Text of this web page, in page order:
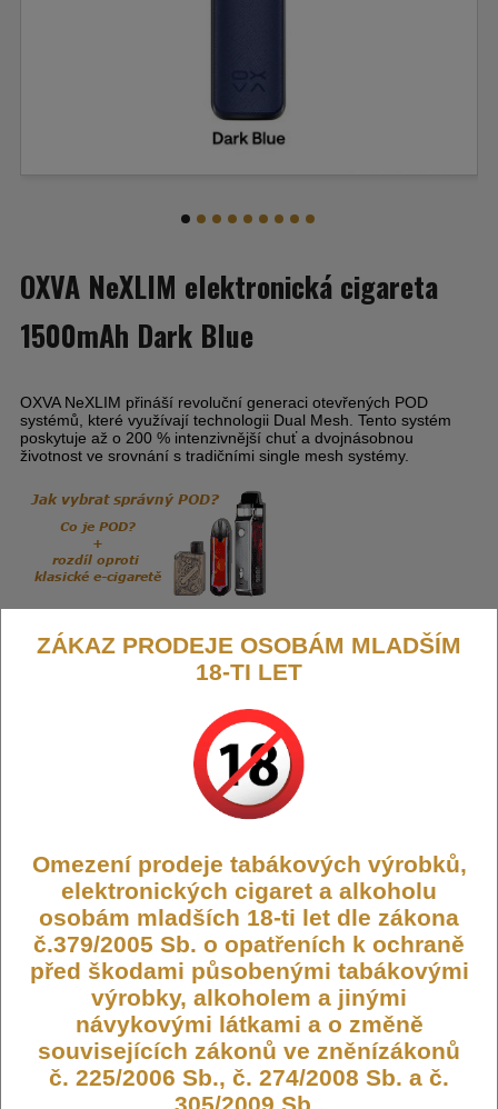
OXVA NeXLIM elektronická cigareta
1500mAh Dark Blue
OXVA NeXLIM přináší revoluční generaci otevřených POD
systémů, které využívají technologii Dual Mesh. Tento systém
poskytuje až o 200 % intenzivnější chuť a dvojnásobnou
životnost ve srovnání s tradičními single mesh systémy.
Kód:
CIG-OXVA-NEXLIM-DABL
OXVA NeXLIM elektronická cigareta
1500mAh Dark Blue
Zařízení nabízí dva režimy – Boost a Eco. Režim Boost zajišťuje
bohatší chuť díky větší topné ploše, zatímco režim Eco střídavě
využívá dvojité spirálky, čímž maximalizuje efektivitu a prodlužuje
ZÁKAZ PRODEJE OSOBÁM MLADŠÍM
18-TI LET
Omezení prodeje tabákových výrobků,
elektronických cigaret a alkoholu
osobám mladších 18-ti let dle zákona
č.379/2005 Sb. o opatřeních k ochraně
před škodami působenými tabákovými
výrobky, alkoholem a jinými
návykovými látkami a o změně
souvisejících zákonů ve zněnízákonů
č. 225/2006 Sb., č. 274/2008 Sb. a č.
305/2009 Sb..